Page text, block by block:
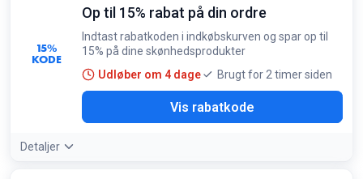
15%
KODE
Op til 15% rabat på din ordre
Indtast rabatkoden i indkøbskurven og spar op til
15% på dine skønhedsprodukter
Udløber om 4 dage
Brugt for 2 timer siden
Vis rabatkode
Detaljer